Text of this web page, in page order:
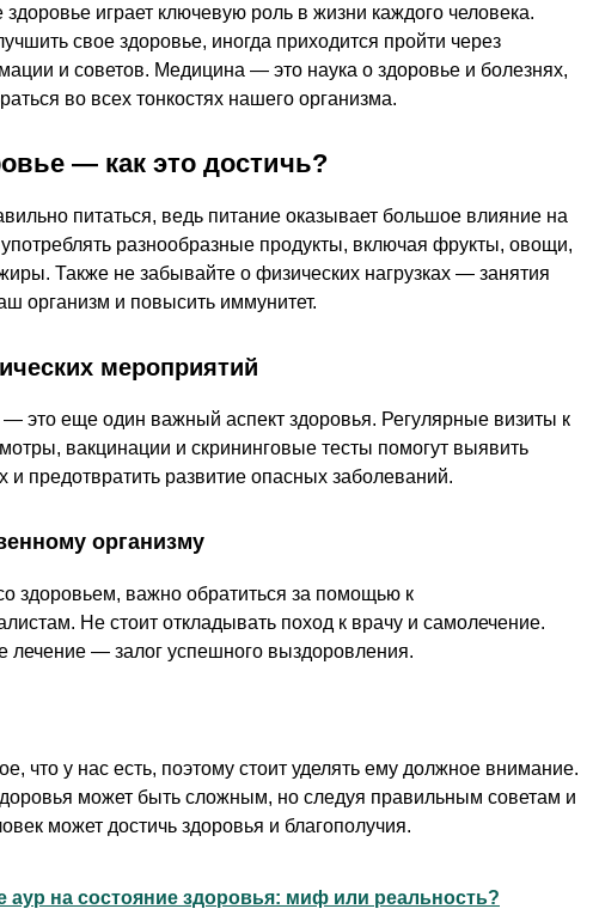
играет ключевую роль в жизни каждого человека.
свое здоровье, иногда приходится пройти через
и советов. Медицина — это наука о здоровье и болезнях,
во всех тонкостях нашего организма.
— как это достичь?
питаться, ведь питание оказывает большое влияние на
разнообразные продукты, включая фрукты, овощи,
Также не забывайте о физических нагрузках — занятия
организм и повысить иммунитет.
мероприятий
это еще один важный аспект здоровья. Регулярные визиты к
вакцинации и скрининговые тесты помогут выявить
предотвратить развитие опасных заболеваний.
организму
здоровьем, важно обратиться за помощью к
Не стоит откладывать поход к врачу и самолечение.
лечение — залог успешного выздоровления.
что у нас есть, поэтому стоит уделять ему должное внимание.
может быть сложным, но следуя правильным советам и
может достичь здоровья и благополучия.
аур на состояние здоровья: миф или реальность?